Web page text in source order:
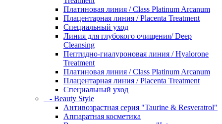
Платиновая линия / Class Platinum Arcanum
Плацентарная линия / Placenta Treatment
Специальный уход
Линия для глубокого очищения/ Deep
Cleansing
Пептидно-гиалуроновая линия / Hyalorone
Treatment
Платиновая линия / Class Platinum Arcanum
Плацентарная линия / Placenta Treatment
Специальный уход
- Beauty Style
Антивозрастная серия "Taurine & Resveratrol"
Аппаратная косметика